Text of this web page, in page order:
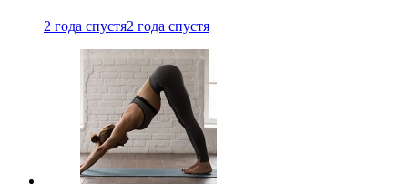
2 года спустя2 года спустя